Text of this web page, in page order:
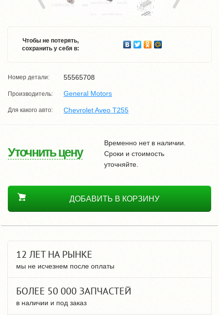
Чтобы не потерять,
сохранить у себя в:
Номер детали: 55565708
Производитель: General Motors
Для какого авто: Chevrolet Aveo T255
Уточнить цену
Временно нет в наличии.
Сроки и стоимость
уточняйте.
ДОБАВИТЬ В КОРЗИНУ
12 ЛЕТ НА РЫНКЕ
мы не исчезнем после оплаты
БОЛЕЕ 50 000 ЗАПЧАСТЕЙ
в наличии и под заказ